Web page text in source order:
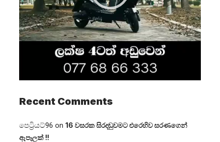
Recent Comments
පෙට්‍රියට්96 on 16 වසරක සිරදඬුවමට එරෙහිව සරණගෙන්
ඇපෑලක් !!